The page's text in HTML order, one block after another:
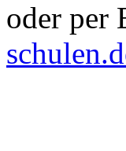
oder per